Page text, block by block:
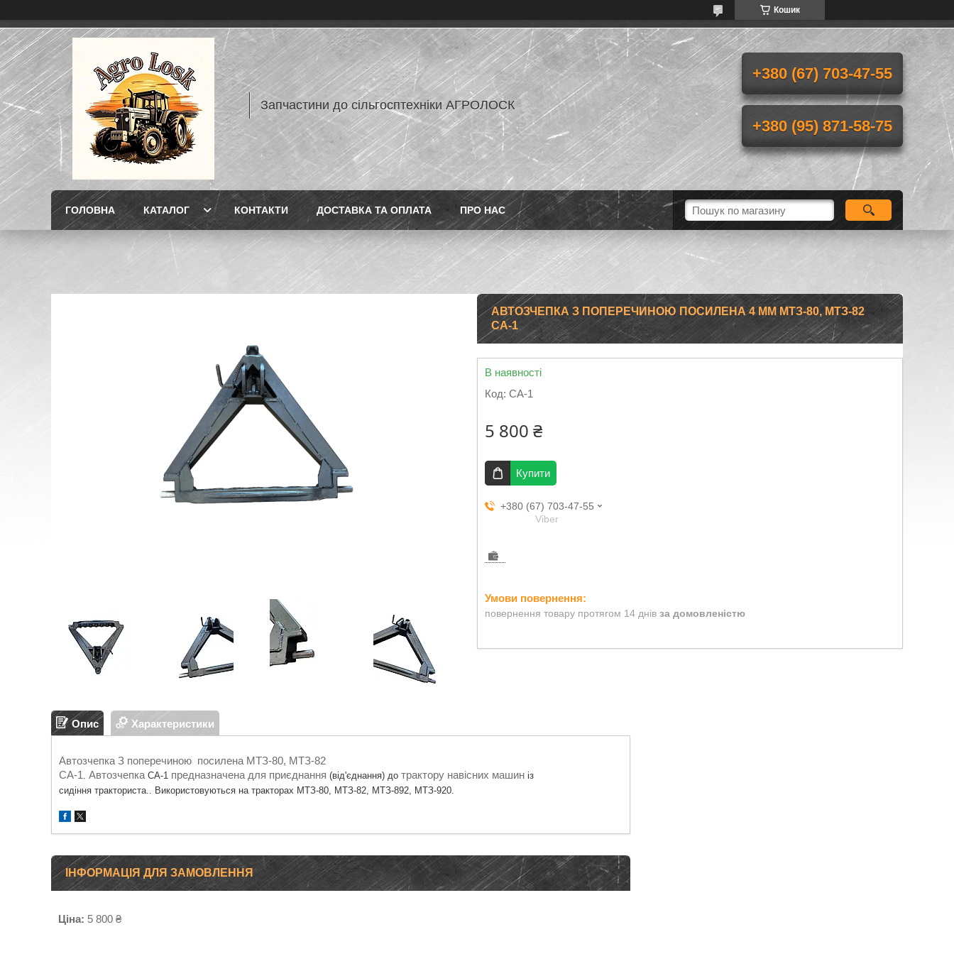
Кошик
Запчастини до сільгосптехніки АГРОЛОСК
+380 (67) 703-47-55
+380 (95) 871-58-75
ГОЛОВНА КАТАЛОГ КОНТАКТИ ДОСТАВКА ТА ОПЛАТА ПРО НАС
АВТОЗЧЕПКА З ПОПЕРЕЧИНОЮ ПОСИЛЕНА 4 ММ МТЗ-80, МТЗ-82
СА-1
В наявності
Код: СА-1
5 800 ₴
Купити
+380 (67) 703-47-55
Viber
повернення товару протягом 14 днів за домовленістю
Опис Характеристики
Автозчепка З поперечиною посилена МТЗ-80, МТЗ-82
СА-1 . АвтозчепкаСА-1 предназначена для приєднання (від'єднання) до трактору навісних машин із
сидіння тракториста.. Використовуються на тракторах МТЗ-80, МТЗ-82, МТЗ-892, МТЗ-920.
ІНФОРМАЦІЯ ДЛЯ ЗАМОВЛЕННЯ
Ціна: 5 800 ₴